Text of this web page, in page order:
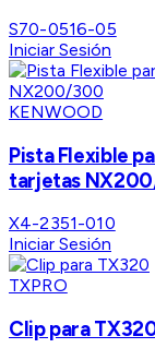
S70-0516-05
Iniciar Sesión
KENWOOD
Pista Flexible
tarjetas
X4-2351-010
Iniciar Sesión
TXPRO
Clip para